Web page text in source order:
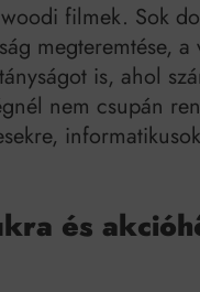
filmek. Sok
megteremtése, a
is, ahol
nem csupán
és